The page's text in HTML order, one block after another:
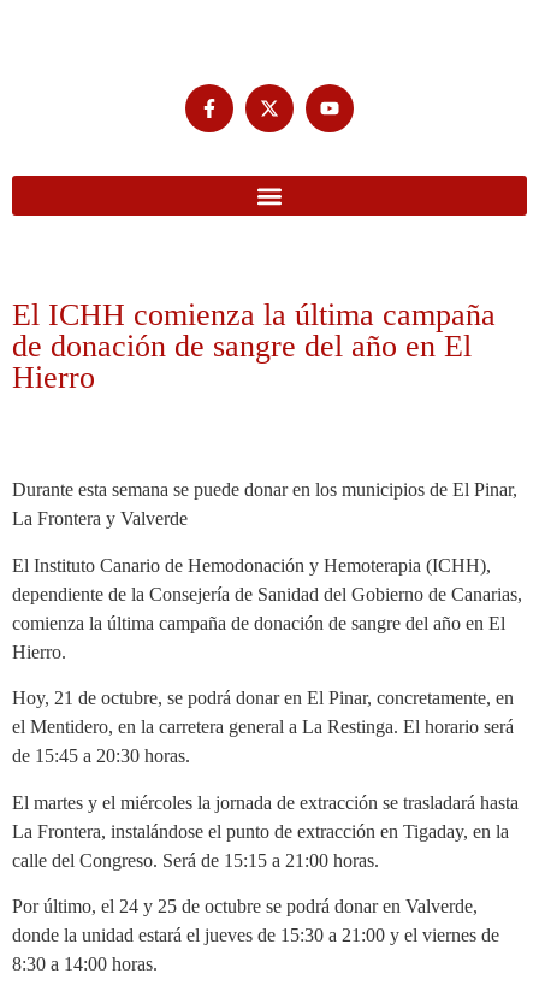
El ICHH comienza la última campaña
de donación de sangre del año en El
Hierro
Durante esta semana se puede donar en los municipios de El Pinar,
La Frontera y Valverde
El Instituto Canario de Hemodonación y Hemoterapia (ICHH),
dependiente de la Consejería de Sanidad del Gobierno de Canarias,
comienza la última campaña de donación de sangre del año en El
Hierro.
Hoy, 21 de octubre, se podrá donar en El Pinar, concretamente, en
el Mentidero, en la carretera general a La Restinga. El horario será
de 15:45 a 20:30 horas.
El martes y el miércoles la jornada de extracción se trasladará hasta
La Frontera, instalándose el punto de extracción en Tigaday, en la
calle del Congreso. Será de 15:15 a 21:00 horas.
Por último, el 24 y 25 de octubre se podrá donar en Valverde,
donde la unidad estará el jueves de 15:30 a 21:00 y el viernes de
8:30 a 14:00 horas.